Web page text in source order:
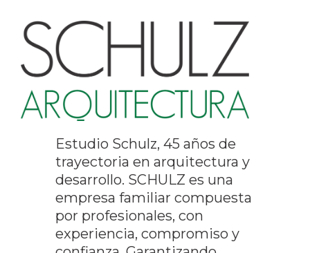
Estudio Schulz, 45 años de
trayectoria en arquitectura y
desarrollo. SCHULZ es una
empresa familiar compuesta
por profesionales, con
experiencia, compromiso y